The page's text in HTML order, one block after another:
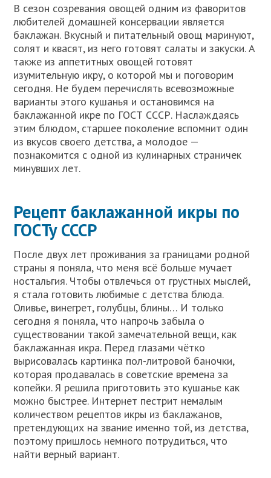
В сезон созревания овощей одним из фаворитов
любителей домашней консервации является
баклажан. Вкусный и питательный овощ маринуют,
солят и квасят, из него готовят салаты и закуски. А
также из аппетитных овощей готовят
изумительную икру, о которой мы и поговорим
сегодня. Не будем перечислять всевозможные
варианты этого кушанья и остановимся на
баклажанной икре по ГОСТ СССР. Наслаждаясь
этим блюдом, старшее поколение вспомнит один
из вкусов своего детства, а молодое —
познакомится с одной из кулинарных страничек
минувших лет.
Рецепт баклажанной икры по
ГОСТу СССР
После двух лет проживания за границами родной
страны я поняла, что меня всё больше мучает
ностальгия. Чтобы отвлечься от грустных мыслей,
я стала готовить любимые с детства блюда.
Оливье, винегрет, голубцы, блины… И только
сегодня я поняла, что напрочь забыла о
существовании такой замечательной вещи, как
баклажанная икра. Перед глазами чётко
вырисовалась картинка пол-литровой баночки,
которая продавалась в советские времена за
копейки. Я решила приготовить это кушанье как
можно быстрее. Интернет пестрит немалым
количеством рецептов икры из баклажанов,
претендующих на звание именно той, из детства,
поэтому пришлось немного потрудиться, что
найти верный вариант.